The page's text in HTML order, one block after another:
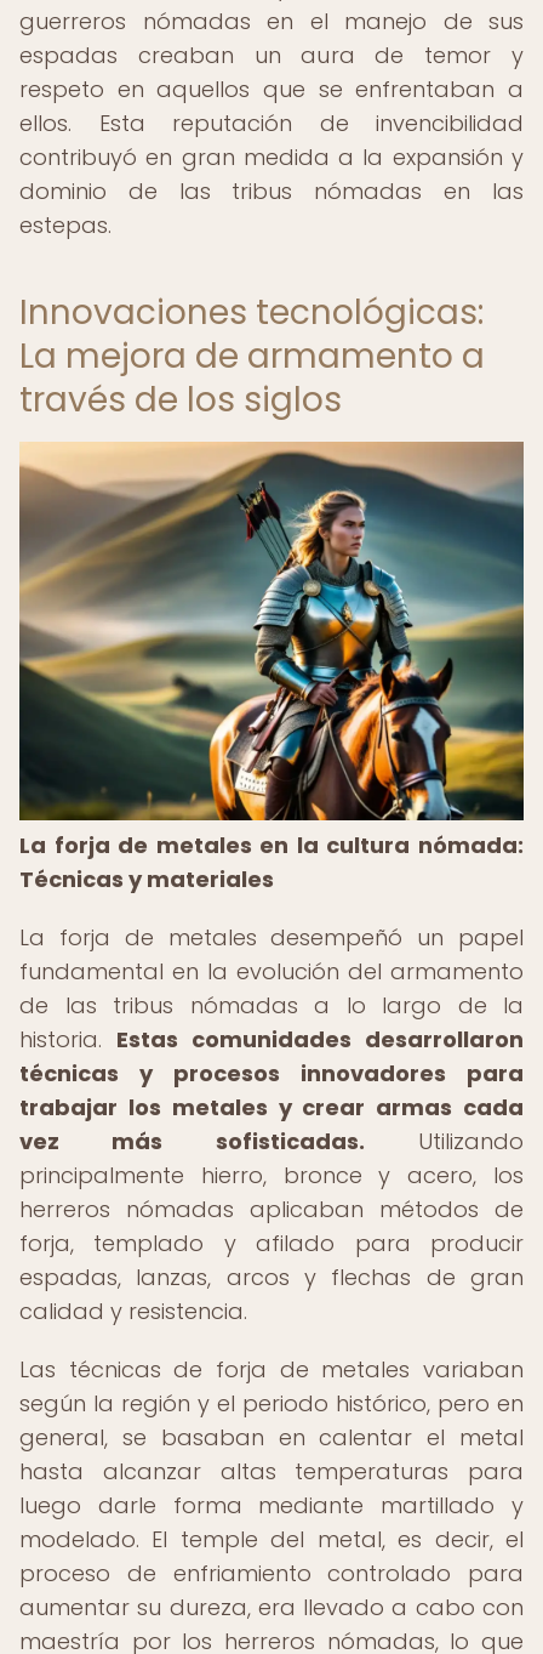
guerreros nómadas en el manejo de sus
espadas creaban un aura de temor y
respeto en aquellos que se enfrentaban a
ellos. Esta reputación de invencibilidad
contribuyó en gran medida a la expansión y
dominio de las tribus nómadas en las
estepas.
Innovaciones tecnológicas:
La mejora de armamento a
través de los siglos
La forja de metales en la cultura nómada:
Técnicas y materiales
La forja de metales desempeñó un papel
fundamental en la evolución del armamento
de las tribus nómadas a lo largo de la
historia. Estas comunidades desarrollaron
técnicas y procesos innovadores para
trabajar los metales y crear armas cada
vez más sofisticadas. Utilizando
principalmente hierro, bronce y acero, los
herreros nómadas aplicaban métodos de
forja, templado y afilado para producir
espadas, lanzas, arcos y flechas de gran
calidad y resistencia.
Las técnicas de forja de metales variaban
según la región y el periodo histórico, pero en
general, se basaban en calentar el metal
hasta alcanzar altas temperaturas para
luego darle forma mediante martillado y
modelado. El temple del metal, es decir, el
proceso de enfriamiento controlado para
aumentar su dureza, era llevado a cabo con
maestría por los herreros nómadas, lo que